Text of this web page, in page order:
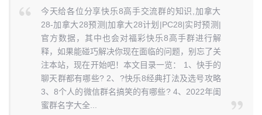
今天给各位分享快乐8高手交流群的知识,加拿大
28-加拿大28预测|加拿大28计划|PC28|实时预测|
官方数据，其中也会对福彩快乐8高手群进行解
释，如果能碰巧解决你现在面临的问题，别忘了关
注本站，现在开始吧！本文目录一览： 1、快手的
聊天群都有哪些? 2、?快乐8经典打法及选号攻略
3、8个人的微信群名搞笑的有哪些? 4、2022年闺
蜜群名字大全...